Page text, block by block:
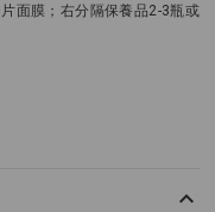
面膜；右分隔保養品2-3瓶或